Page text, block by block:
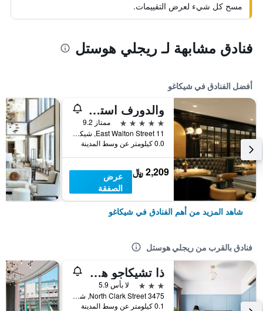
مسح كل شيء لعرض التقييمات.
فنادق مشابهة لـ ريجلي هوستل
أفضل الفنادق في شيكاغو
والدورف استوريا شيكاغو
5 نجوم
ممتاز 9.2
11 East Walton Street, شيكاغو, IL, الولايات المتحدة الأميريكية
0.0 كيلومتر عن وسط المدينة
2,209 ﷼
عرض
الصفقة
شاهد المزيد من أهم الفنادق في شيكاغو
فنادق بالقرب من ريجلي هوستل
ذا تشيكاجو هوتل كوليكشن - وريجليفيل
3 نجوم
لا بأس 5.9
3475 North Clark Street, شيكاغو, IL, الولايات المتحدة الأميريكية
0.1 كيلومتر عن وسط المدينة